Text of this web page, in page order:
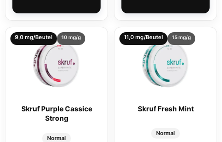
9,0 mg/Beutel 10 mg/g
Skruf Purple Cassice
Strong
Normal
11,0 mg/Beutel 15 mg/g
Skruf Fresh Mint
Normal